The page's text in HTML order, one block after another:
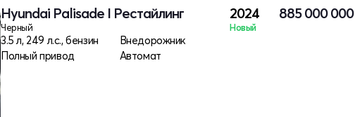
Hyundai Palisade I Рестайлинг
Черный
3.5 л, 249 л.с., бензин
Внедорожник
Полный привод
Автомат
2024
Новый
885 000 000